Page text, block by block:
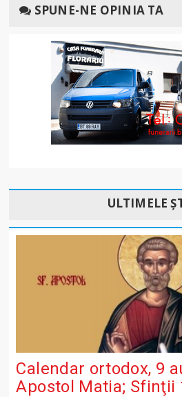
SPUNE-NE OPINIA TA
ULTIMELE
Calendar ortodox, 9
Apostol Matia; Sfinţii